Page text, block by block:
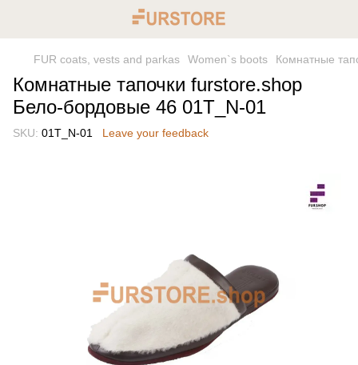
FUR coats, vests and parkas Women`s boots Комнатные
Комнатные тапочки furstore.shop
Бело-бордовые 46 01T_N-01
SKU: 01T_N-01 Leave your feedback